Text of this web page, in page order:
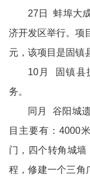
27日 蚌埠大
济开发区举行。项
元，该项目是固镇
10月 固镇县
务。
同月 谷阳城
目主要有：4000
门，四个转角城
程，修建一个三角